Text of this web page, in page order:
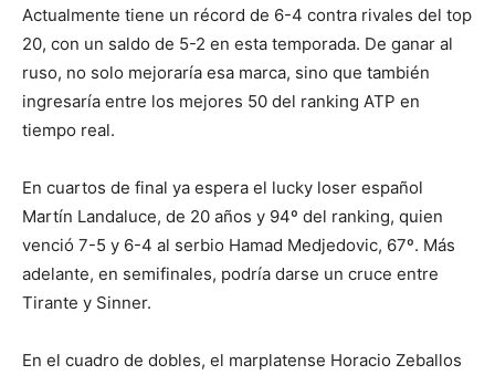
Actualmente tiene un récord de 6-4 contra rivales del top
20, con un saldo de 5-2 en esta temporada. De ganar al
ruso, no solo mejoraría esa marca, sino que también
ingresaría entre los mejores 50 del ranking ATP en
tiempo real.
En cuartos de final ya espera el lucky loser español
Martín Landaluce, de 20 años y 94º del ranking, quien
venció 7-5 y 6-4 al serbio Hamad Medjedovic, 67º. Más
adelante, en semifinales, podría darse un cruce entre
Tirante y Sinner.
En el cuadro de dobles, el marplatense Horacio Zeballos